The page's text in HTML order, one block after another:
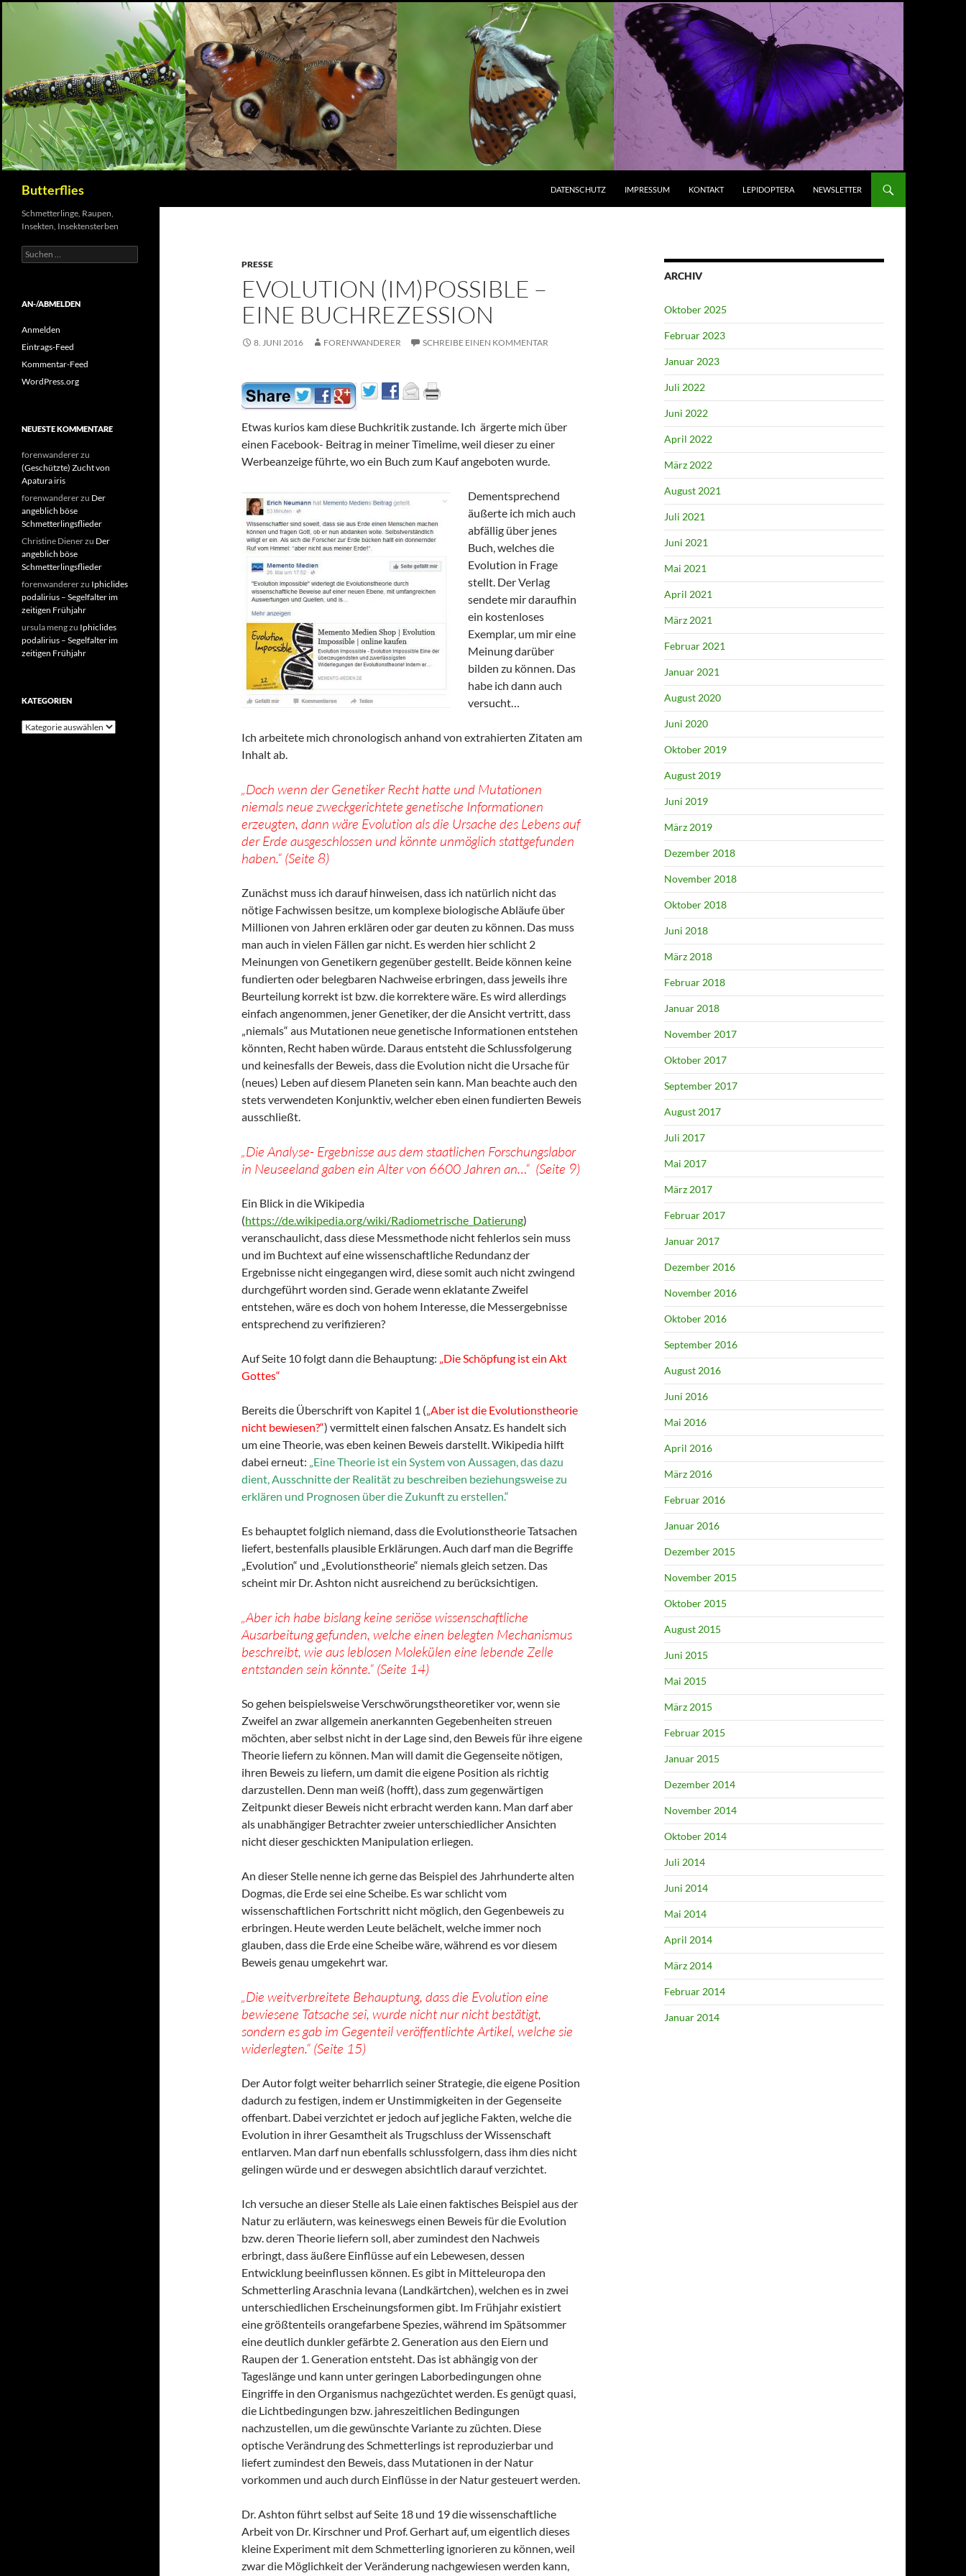
Butterflies
DATENSCHUTZ
IMPRESSUM KONTAKT LEPIDOPTERA NEWSLETTER
PRESSE
EVOLUTION (IM)POSSIBLE –
EINE BUCHREZESSION
8. JUNI 2016 FORENWANDERER SCHREIBE EINEN KOMMENTAR
Etwas kurios kam diese Buchkritik zustande. Ich ärgerte mich über
einen Facebook- Beitrag in meiner Timelime, weil dieser zu einer
Werbeanzeige führte, wo ein Buch zum Kauf angeboten wurde.
Dementsprechend
äußerte ich mich auch
abfällig über jenes
Buch, welches die
Evolution in Frage
stellt. Der Verlag
sendete mir daraufhin
ein kostenloses
Exemplar, um mir eine
Meinung darüber
bilden zu können. Das
habe ich dann auch
versucht…
Ich arbeitete mich chronologisch anhand von extrahierten Zitaten am
Inhalt ab.
„Doch wenn der Genetiker Recht hatte und Mutationen
niemals neue zweckgerichtete genetische Informationen
erzeugten, dann wäre Evolution als die Ursache des Lebens auf
der Erde ausgeschlossen und könnte unmöglich stattgefunden
haben.“ (Seite 8)
Zunächst muss ich darauf hinweisen, dass ich natürlich nicht das
nötige Fachwissen besitze, um komplexe biologische Abläufe über
Millionen von Jahren erklären oder gar deuten zu können. Das muss
man auch in vielen Fällen gar nicht. Es werden hier schlicht 2
Meinungen von Genetikern gegenüber gestellt. Beide können keine
fundierten oder belegbaren Nachweise erbringen, dass jeweils ihre
Beurteilung korrekt ist bzw. die korrektere wäre. Es wird allerdings
einfach angenommen, jener Genetiker, der die Ansicht vertritt, dass
„niemals“ aus Mutationen neue genetische Informationen entstehen
könnten, Recht haben würde. Daraus entsteht die Schlussfolgerung
und keinesfalls der Beweis, dass die Evolution nicht die Ursache für
(neues) Leben auf diesem Planeten sein kann. Man beachte auch den
stets verwendeten Konjunktiv, welcher eben einen fundierten Beweis
ausschließt.
„Die Analyse- Ergebnisse aus dem staatlichen Forschungslabor
in Neuseeland gaben ein Alter von 6600 Jahren an…“ (Seite 9)
Ein Blick in die Wikipedia
(https://de.wikipedia.org/wiki/Radiometrische_Datierung)
veranschaulicht, dass diese Messmethode nicht fehlerlos sein muss
und im Buchtext auf eine wissenschaftliche Redundanz der
Ergebnisse nicht eingegangen wird, diese somit auch nicht zwingend
durchgeführt worden sind. Gerade wenn eklatante Zweifel
entstehen, wäre es doch von hohem Interesse, die Messergebnisse
entsprechend zu verifizieren?
Auf Seite 10 folgt dann die Behauptung: „Die Schöpfung ist ein Akt
Gottes“
Bereits die Überschrift von Kapitel 1 („Aber ist die Evolutionstheorie
nicht bewiesen?“) vermittelt einen falschen Ansatz. Es handelt sich
um eine Theorie, was eben keinen Beweis darstellt. Wikipedia hilft
dabei erneut: „Eine Theorie ist ein System von Aussagen, das dazu
dient, Ausschnitte der Realität zu beschreiben beziehungsweise zu
erklären und Prognosen über die Zukunft zu erstellen.“
Es behauptet folglich niemand, dass die Evolutionstheorie Tatsachen
liefert, bestenfalls plausible Erklärungen. Auch darf man die Begriffe
„Evolution“ und „Evolutionstheorie“ niemals gleich setzen. Das
scheint mir Dr. Ashton nicht ausreichend zu berücksichtigen.
„Aber ich habe bislang keine seriöse wissenschaftliche
Ausarbeitung gefunden, welche einen belegten Mechanismus
beschreibt, wie aus leblosen Molekülen eine lebende Zelle
entstanden sein könnte.“ (Seite 14)
So gehen beispielsweise Verschwörungstheoretiker vor, wenn sie
Zweifel an zwar allgemein anerkannten Gegebenheiten streuen
möchten, aber selbst nicht in der Lage sind, den Beweis für ihre eigene
Theorie liefern zu können. Man will damit die Gegenseite nötigen,
ihren Beweis zu liefern, um damit die eigene Position als richtig
darzustellen. Denn man weiß (hofft), dass zum gegenwärtigen
Zeitpunkt dieser Beweis nicht erbracht werden kann. Man darf aber
als unabhängiger Betrachter zweier unterschiedlicher Ansichten
nicht dieser geschickten Manipulation erliegen.
An dieser Stelle nenne ich gerne das Beispiel des Jahrhunderte alten
Dogmas, die Erde sei eine Scheibe. Es war schlicht vom
wissenschaftlichen Fortschritt nicht möglich, den Gegenbeweis zu
erbringen. Heute werden Leute belächelt, welche immer noch
glauben, dass die Erde eine Scheibe wäre, während es vor diesem
Beweis genau umgekehrt war.
„Die weitverbreitete Behauptung, dass die Evolution eine
bewiesene Tatsache sei, wurde nicht nur nicht bestätigt,
sondern es gab im Gegenteil veröffentlichte Artikel, welche sie
widerlegten.“ (Seite 15)
Der Autor folgt weiter beharrlich seiner Strategie, die eigene Position
dadurch zu festigen, indem er Unstimmigkeiten in der Gegenseite
offenbart. Dabei verzichtet er jedoch auf jegliche Fakten, welche die
Evolution in ihrer Gesamtheit als Trugschluss der Wissenschaft
entlarven. Man darf nun ebenfalls schlussfolgern, dass ihm dies nicht
gelingen würde und er deswegen absichtlich darauf verzichtet.
Ich versuche an dieser Stelle als Laie einen faktisches Beispiel aus der
Natur zu erläutern, was keineswegs einen Beweis für die Evolution
bzw. deren Theorie liefern soll, aber zumindest den Nachweis
erbringt, dass äußere Einflüsse auf ein Lebewesen, dessen
Entwicklung beeinflussen können. Es gibt in Mitteleuropa den
Schmetterling Araschnia levana (Landkärtchen), welchen es in zwei
unterschiedlichen Erscheinungsformen gibt. Im Frühjahr existiert
eine größtenteils orangefarbene Spezies, während im Spätsommer
eine deutlich dunkler gefärbte 2. Generation aus den Eiern und
Raupen der 1. Generation entsteht. Das ist abhängig von der
Tageslänge und kann unter geringen Laborbedingungen ohne
Eingriffe in den Organismus nachgezüchtet werden. Es genügt quasi,
die Lichtbedingungen bzw. jahreszeitlichen Bedingungen
nachzustellen, um die gewünschte Variante zu züchten. Diese
optische Verändrung des Schmetterlings ist reproduzierbar und
liefert zumindest den Beweis, dass Mutationen in der Natur
vorkommen und auch durch Einflüsse in der Natur gesteuert werden.
Dr. Ashton führt selbst auf Seite 18 und 19 die wissenschaftliche
Arbeit von Dr. Kirschner und Prof. Gerhart auf, um eigentlich dieses
kleine Experiment mit dem Schmetterling ignorieren zu können, weil
zwar die Möglichkeit der Veränderung nachgewiesen werden kann,
ARCHIV
Oktober 2025
Februar 2023
Januar 2023
Juli 2022
Juni 2022
April 2022
März 2022
August 2021
Juli 2021
Juni 2021
Mai 2021
April 2021
März 2021
Februar 2021
Januar 2021
August 2020
Juni 2020
Oktober 2019
August 2019
Juni 2019
März 2019
Dezember 2018
November 2018
Oktober 2018
Juni 2018
März 2018
Februar 2018
Januar 2018
November 2017
Oktober 2017
September 2017
August 2017
Juli 2017
Mai 2017
März 2017
Februar 2017
Januar 2017
Dezember 2016
November 2016
Oktober 2016
September 2016
August 2016
Juni 2016
Mai 2016
April 2016
März 2016
Februar 2016
Januar 2016
Dezember 2015
November 2015
Oktober 2015
August 2015
Juni 2015
Mai 2015
März 2015
Februar 2015
Januar 2015
Dezember 2014
November 2014
Oktober 2014
Juli 2014
Juni 2014
Mai 2014
April 2014
März 2014
Februar 2014
Januar 2014
Schmetterlinge, Raupen,
Insekten, Insektensterben
Suchen
nach:
AN-/ABMELDEN
Anmelden
Eintrags-Feed
Kommentar-Feed
WordPress.org
NEUESTE KOMMENTARE
forenwandererzu
(Geschützte) Zucht von
Apatura iris
forenwandererzu Der
angeblich böse
Schmetterlingsflieder
Christine Dienerzu Der
angeblich böse
Schmetterlingsflieder
forenwandererzu Iphiclides
podalirius – Segelfalter im
zeitigen Frühjahr
ursula mengzu Iphiclides
podalirius – Segelfalter im
zeitigen Frühjahr
KATEGORIEN
Kategorien